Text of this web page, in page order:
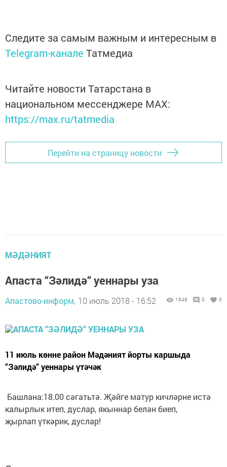
Следите за самым важным и интересным в
Telegram-канале Татмедиа
Читайте новости Татарстана в
национальном мессенджере MАХ:
https://max.ru/tatmedia
Перейти на страницу новости
МӘДӘНИЯТ
Апаста “Зәлидә“ уеннары уза
Апастово-информ, 10 июль 2018 - 16:52 1648 0 0
11 июль көнне район Мәдәният йорты каршыда
“Зәлидә“ уеннары үтәчәк
Башлана:18.00 сәгатьтә. Җәйге матур кичләрне истә
калырлык итеп, дуслар, якыннар белән биеп,
җырлап үткәрик, дуслар!